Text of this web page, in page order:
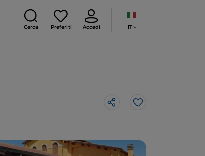
Cerca Preferiti Accedi IT
Like